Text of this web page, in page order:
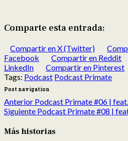
Comparte esta entrada:
Compartir en X (Twitter)
Facebook
Compartir en Reddit
LinkedIn
Compartir en Pinterest
Tags: Podcast Podcast Primate
Post navigation
Anterior Podcast Primate #06 |
Siguiente Podcast Primate #08 |
Más historias